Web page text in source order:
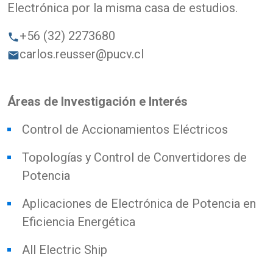
Electrónica por la misma casa de estudios.
phone+56 (32) 2273680
emailcarlos.reusser@pucv.cl
Áreas de Investigación e Interés
Control de Accionamientos Eléctricos
Topologías y Control de Convertidores de
Potencia
Aplicaciones de Electrónica de Potencia en
Eficiencia Energética
All Electric Ship